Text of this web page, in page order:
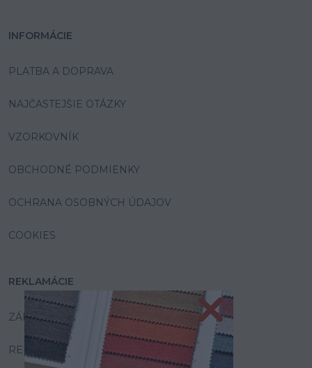
INFORMÁCIE
PLATBA A DOPRAVA
NAJČASTEJŠIE OTÁZKY
VZORKOVNÍK
OBCHODNÉ PODMIENKY
OCHRANA OSOBNÝCH ÚDAJOV
COOKIES
REKLAMÁCIE
ZÁRUKA A SERVIS
REKLAMAČNÝ PORIADOK